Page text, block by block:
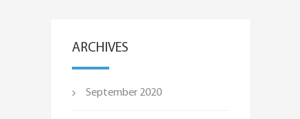
ARCHIVES
September 2020